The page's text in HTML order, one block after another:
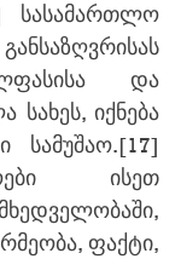
სასამართლო
და
სახეს, იქნება
სამუშაო.[17]
ისეთ
ფაქტი,